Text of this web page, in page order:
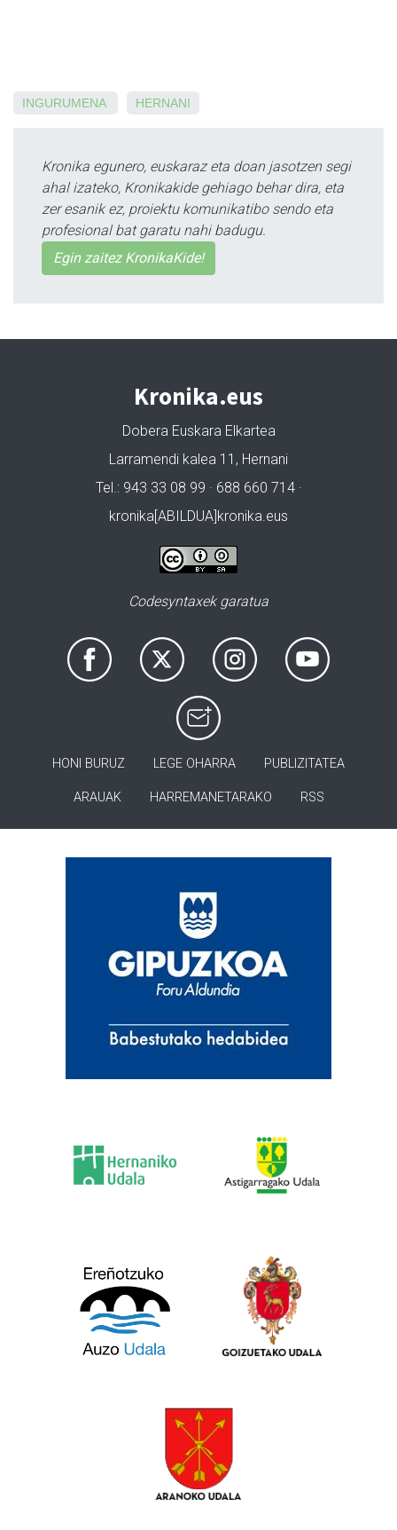
INGURUMENA HERNANI
Kronika egunero, euskaraz eta doan jasotzen segi
ahal izateko, Kronikakide gehiago behar dira, eta
zer esanik ez, proiektu komunikatibo sendo eta
profesional bat garatu nahi badugu.
Egin zaitez KronikaKide!
Kronika.eus
Dobera Euskara Elkartea
Larramendi kalea 11, Hernani
Tel.: 943 33 08 99 · 688 660 714 ·
kronika[ABILDUA]kronika.eus
Codesyntaxek garatua
HONI BURUZ LEGE OHARRA PUBLIZITATEA
ARAUAK HARREMANETARAKO RSS